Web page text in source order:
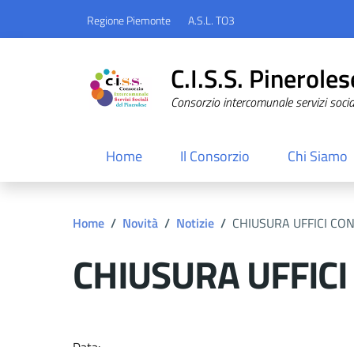
Regione Piemonte A.S.L. TO3
C.I.S.S.
Consorzio intercomunale servizi
Home Il Consorzio Chi Siamo
Home / Novità / Notizie / CHIUSURA UFFICI
CHIUSURA